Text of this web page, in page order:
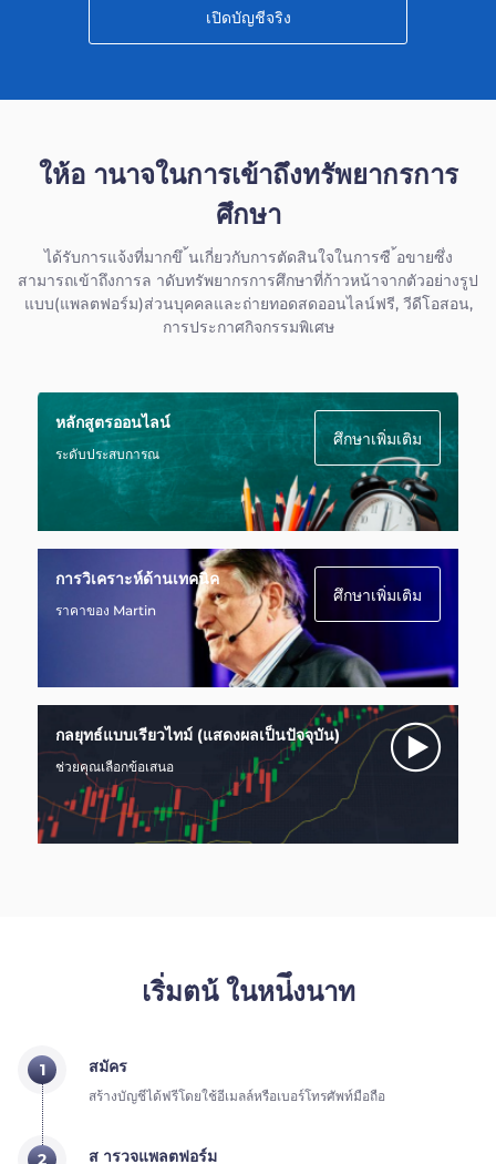
เปิดบัญชีจริง
ให้อ านาจในการเข้าถึงทรัพยากรการ
ศึกษา
ได้รับการแจ้งที่มากขึ ้นเกี่ยวกับการตัดสินใจในการซื ้อขายซึ่ง
สามารถเข้าถึงการล าดับทรัพยากรการศึกษาที่ก้าวหน้าจากตัวอย่างรูป
แบบ(แพลตฟอร์ม)ส่วนบุคคลและถ่ายทอดสดออนไลน์ฟรี, วีดีโอสอน,
การประกาศกิจกรรมพิเศษ
หลักสูตรออนไลน์
ระดับประสบการณ
ศึกษาเพิ่มเติม
การวิเคราะห์ด้านเทคนิค
ราคาของ Martin
ศึกษาเพิ่มเติม
กลยุทธ์แบบเรียวไทม์ (แสดงผลเป็นปัจจุบัน)
ช่วยคุณเลือกข้อเสนอ
เริ่มตน้ ในหน่ึงนาท
1 สมัคร
สร้างบัญชีได้ฟรีโดยใช้อีเมลล์หรือเบอร์โทรศัพท์มือถือ
2 ส ารวจแพลตฟอร์ม